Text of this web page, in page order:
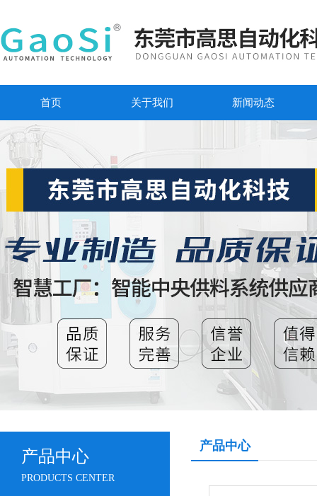
首页 关于我们 新闻动态
产品中心
PRODUCTS CENTER
产品中心